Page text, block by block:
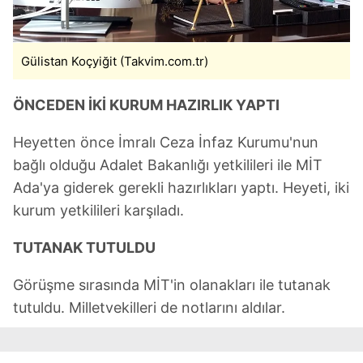
Çerezlere ilişkin tercihlerinizi aşağıda yer alan panel
vasıtasıyla belirleyebilirsiniz. Çerezlere ilişkin detaylı bilgi
için Ayarlar butonuna tıklayabilir,Çerez Bilgilendirme
hazırlanmış Aydınlatma Metnimizi okumak ve sitemizde
ilgili mevzuata uygun olarak kullanılan çerezlerle ilgili bilgi
almak için lütfen tıklayınız .
Gülistan Koçyiğit (Takvim.com.tr)
ÖNCEDEN İKİ KURUM HAZIRLIK YAPTI
Heyetten önce İmralı Ceza İnfaz Kurumu'nun
bağlı olduğu Adalet Bakanlığı yetkilileri ile MİT
Ada'ya giderek gerekli hazırlıkları yaptı. Heyeti, iki
kurum yetkilileri karşıladı.
TUTANAK TUTULDU
Görüşme sırasında MİT'in olanakları ile tutanak
tutuldu. Milletvekilleri de notlarını aldılar.